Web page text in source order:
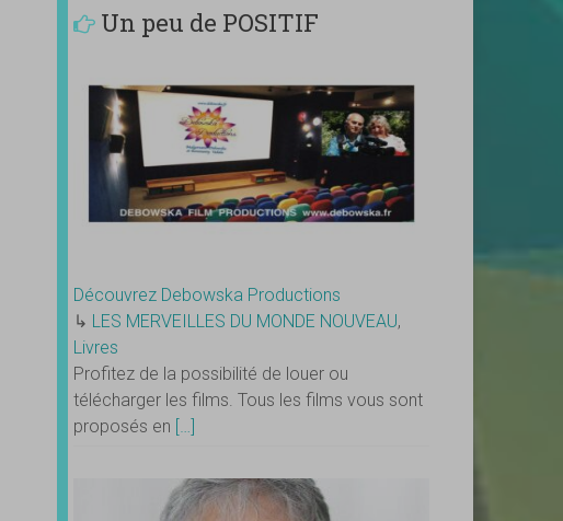
Un peu de POSITIF
Découvrez Debowska Productions
↳ LES MERVEILLES DU MONDE NOUVEAU,
Livres
Profitez de la possibilité de louer ou
télécharger les films. Tous les films vous sont
proposés en […]